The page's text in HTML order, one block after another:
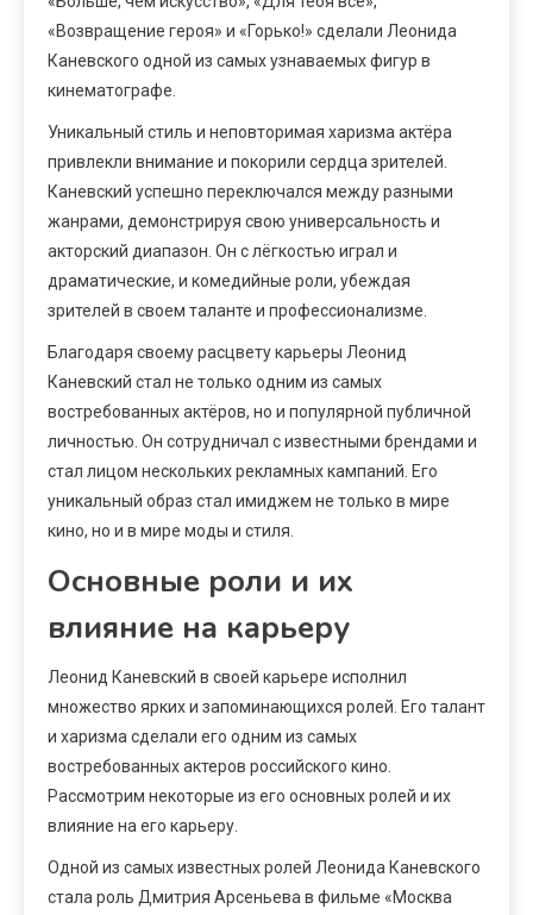
«Возвращение героя» и «Горько!» сделали Леонида
Каневского одной из самых узнаваемых фигур в
кинематографе.
Уникальный стиль и неповторимая харизма актёра
привлекли внимание и покорили сердца зрителей.
Каневский успешно переключался между разными
жанрами, демонстрируя свою универсальность и
акторский диапазон. Он с лёгкостью играл и
драматические, и комедийные роли, убеждая
зрителей в своем таланте и профессионализме.
Благодаря своему расцвету карьеры Леонид
Каневский стал не только одним из самых
востребованных актёров, но и популярной публичной
личностью. Он сотрудничал с известными брендами и
стал лицом нескольких рекламных кампаний. Его
уникальный образ стал имиджем не только в мире
кино, но и в мире моды и стиля.
Основные роли и их
влияние на карьеру
Леонид Каневский в своей карьере исполнил
множество ярких и запоминающихся ролей. Его талант
и харизма сделали его одним из самых
востребованных актеров российского кино.
Рассмотрим некоторые из его основных ролей и их
влияние на его карьеру.
Одной из самых известных ролей Леонида Каневского
стала роль Дмитрия Арсеньева в фильме «Москва